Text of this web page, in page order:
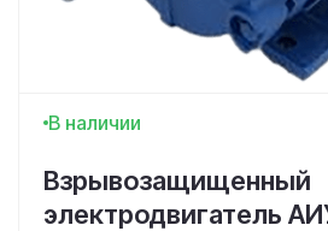
В наличии
Взрывозащищенный
электродвигатель